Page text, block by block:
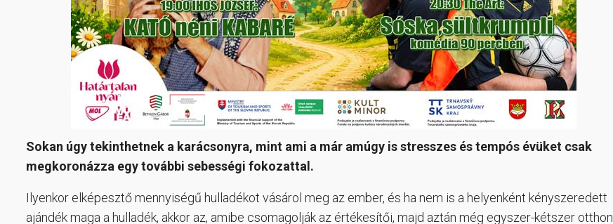
Sokan úgy tekinthetnek a karácsonyra, mint ami a már amúgy is stresszes és tempós évüket csak
megkoronázza egy további sebességi fokozattal.
Ilyenkor elképesztő mennyiségű hulladékot vásárol meg az ember, és ha nem is a helyenként kényszeredett
ajándék maga a hulladék, akkor az, amibe csomagolják az értékesítői, majd aztán még egyszer-kétszer otthon